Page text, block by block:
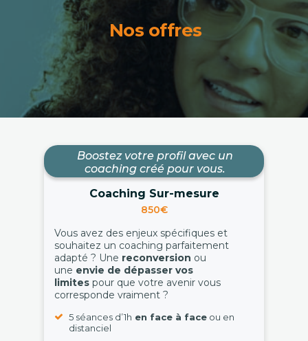
Nos offres
Boostez votre profil avec un
coaching créé pour vous.
Coaching Sur-mesure
850€
Vous avez des enjeux spécifiques et
souhaitez un coaching parfaitement
adapté ? Une reconversion ou
une envie de dépasser vos
limites pour que votre avenir vous
corresponde vraiment ?
5 séances d’1h en face à face ou en
distanciel